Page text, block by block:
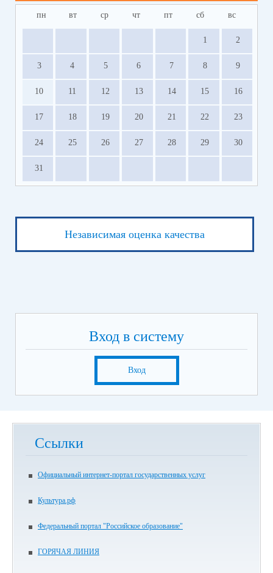
пн вт ср чт пт сб вс
1 2
3 4 5 6 7 8 9
10 11 12 13 14 15 16
17 18 19 20 21 22 23
24 25 26 27 28 29 30
31
Независимая оценка качества
Вход в систему
Вход
Ссылки
Официальный интернет-портал государственных услуг
Культура.рф
Федеральный портал "Российское образование"
ГОРЯЧАЯ ЛИНИЯ